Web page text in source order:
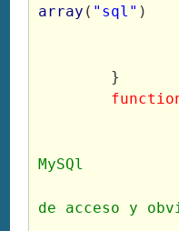
array ( "sql" )
MySQl
de acceso y